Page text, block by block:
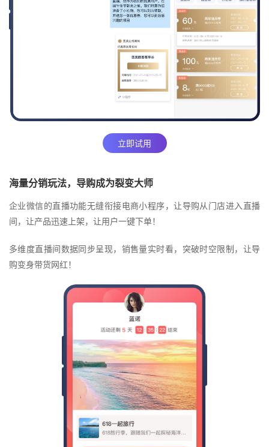
立即试用
海量分销玩法，导购成为裂变大师
企业微信的直播功能无缝衔接电商小程序，让导购从门店进入直播
间，让产品迅速上架，让用户一键下单！
多维度直播间数据同步呈现，销售量实时看，突破时空限制，让导
购变身带货网红！